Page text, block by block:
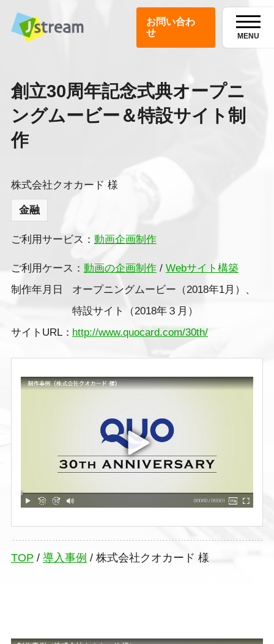
お問い合わ
せ
MENU
創立30周年記念式典オープニ
ングムービー＆特設サイト制
作
株式会社クオカード 様
金融
ご利用サービス： 動画企画制作
ご利用ケース： 動画の企画制作/ Webサイト構築
制作年月日
オープニングムービー（2018年1月）、
特設サイト（2018年３月）
サイトURL： http://www.quocard.com/30th/
TOP / 導入事例 / 株式会社クオカード 様